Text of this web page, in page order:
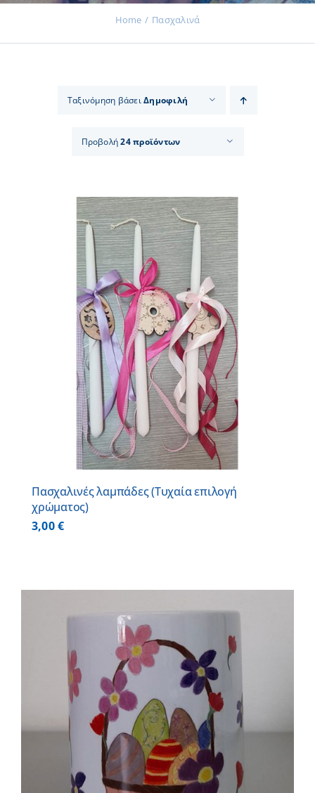
Επικοινωνία
Home Πασχαλινά
Ταξινόμηση βάσειΔημοφιλή
Προβολή24 προϊόντων
Πασχαλινές λαμπάδες (Τυχαία επιλογή
χρώματος)
3,00€